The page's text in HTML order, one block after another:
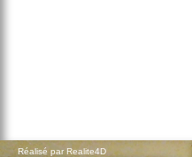
Réalisé par Realite4D